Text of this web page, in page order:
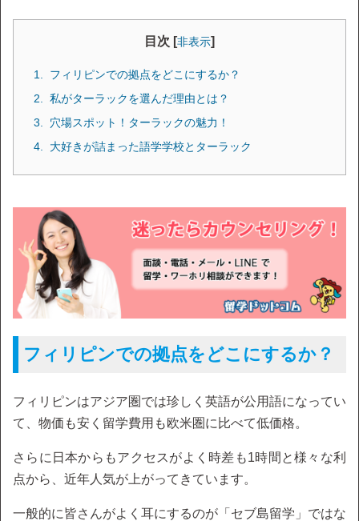
目次 [非表示]
フィリピンでの拠点をどこにするか？
私がターラックを選んだ理由とは？
穴場スポット！ターラックの魅力！
大好きが詰まった語学学校とターラック
フィリピンでの拠点をどこにするか？
フィリピンはアジア圏では珍しく英語が公用語になってい
て、物価も安く留学費用も欧米圏に比べて低価格。
さらに日本からもアクセスがよく時差も1時間と様々な利
点から、近年人気が上がってきています。
一般的に皆さんがよく耳にするのが「セブ島留学」ではな